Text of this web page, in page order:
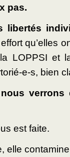
pas.
libertés
qu’elles
LOPPSI et
e-s, bien
verrons
est faite.
elle